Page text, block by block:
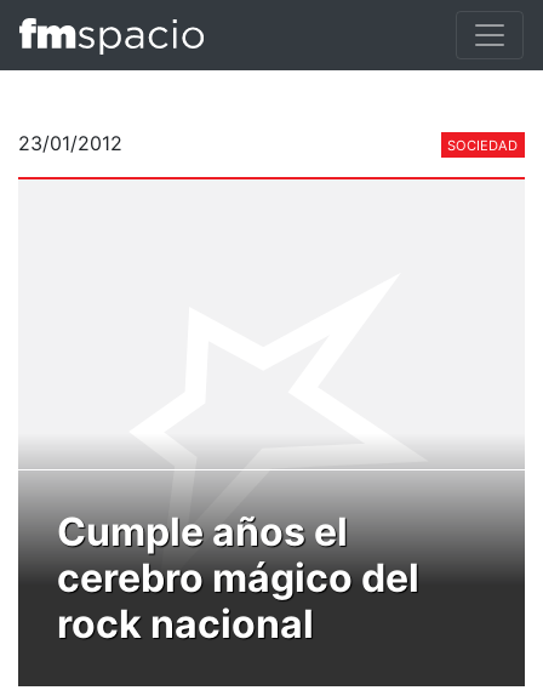
23/01/2012 SOCIEDAD
Cumple años el
cerebro mágico del
rock nacional